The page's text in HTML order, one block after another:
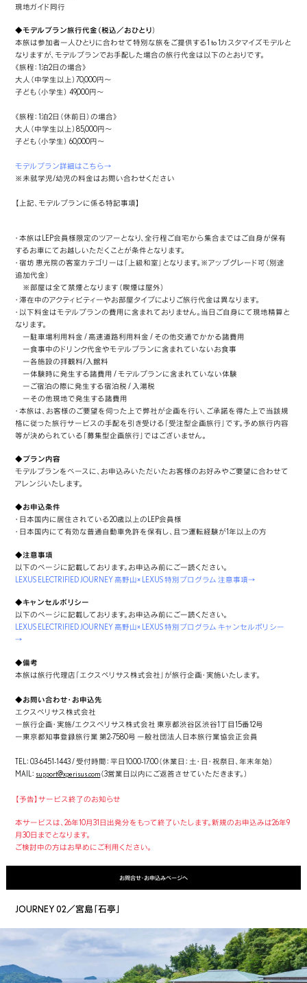
現地ガイド同行
◆モデルプラン旅行代金（税込／おひとり）
本旅は参加者一人ひとりに合わせて特別な旅をご提供する1 to 1カスタマイズモデルと
なりますが、モデルプランでお手配した場合の旅行代金は以下のとおりです。
《旅程：1泊2日の場合》
大人（中学生以上）70,000円～
子ども（小学生） 49,000円～
《旅程：1泊2日（休前日）の場合》
大人（中学生以上）85,000円～
子ども（小学生） 60,000円～
モデルプラン詳細はこちら→
※未就学児/幼児の料金はお問い合わせください
【上記、モデルプランに係る特記事項】
・本旅はLEP会員様限定のツアーとなり、全行程ご自宅から集合まではご自身が保有
するお車にてお越しいただくことが条件となります。
・宿坊 恵光院の客室カテゴリーは「上級和室」となります。※アップグレード可（別途
追加代金）
※部屋は全て禁煙となります（喫煙は屋外）
・滞在中のアクティビティーやお部屋タイプによりご旅行代金は異なります。
・以下料金はモデルプランの費用に含まれておりません。当日ご自身にて現地精算と
なります。
ー駐車場利用料金 / 高速道路利用料金 / その他交通でかかる諸費用
ー食事中のドリンク代金やモデルプランに含まれていないお食事
ー各施設の拝観料/入館料
ー体験時に発生する諸費用 / モデルプランに含まれていない体験
ーご宿泊の際に発生する宿泊税 / 入湯税
ーその他現地で発生する諸費用
・本旅は、お客様のご要望を伺った上で弊社が企画を行い、ご承諾を得た上で当該規
格に従った旅行サービスの手配を引き受ける「受注型企画旅行」です。予め旅行内容
等が決められている「募集型企画旅行」ではございません。
◆プラン内容
モデルプランをベースに、お申込みいただいたお客様のお好みやご要望に合わせて
アレンジいたします。
◆お申込条件
・日本国内に居住されている20歳以上のLEP会員様
・日本国内にて有効な普通自動車免許を保有し、且つ運転経験が1年以上の方
◆注意事項
以下のページに記載しております。お申込み前にご⼀読ください。
LEXUS ELECTRIFIED JOURNEY 高野山× LEXUS 特別プログラム 注意事項→
◆キャンセルポリシー
以下のページに記載しております。お申込み前にご⼀読ください。
LEXUS ELECTRIFIED JOURNEY 高野山× LEXUS 特別プログラム キャンセルポリシー
→
◆備考
本旅は旅行代理店「エクスペリサス株式会社」が旅行企画・実施いたします。
◆お問い合わせ・お申込先
エクスペリサス株式会社
ー旅行企画・実施/エクスペリサス株式会社 東京都渋谷区渋谷1丁目15番12号
ー東京都知事登録旅行業 第2-7580号 一般社団法人日本旅行業協会正会員
TEL：03-6451-1443 / 受付時間：平日10:00-17:00（休業日：土・日・祝祭日、年末年始）
MAIL： support@xperisus.com（3営業日以内にご返答させていただきます。）
【予告】サービス終了のお知らせ
本サービスは、26年10月31日出発分をもって終了いたします。新規のお申込みは26年9
月30日までとなります。
ご検討中の方はお早めにご利用ください。
お問合せ・お申込みページへ
JOURNEY 02／宮島「石亭」